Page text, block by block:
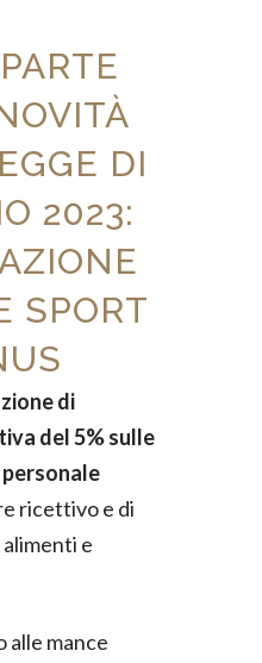
DI
2023:
SPORT
di
del 5% sulle
ricettivo e di
e
alle mance